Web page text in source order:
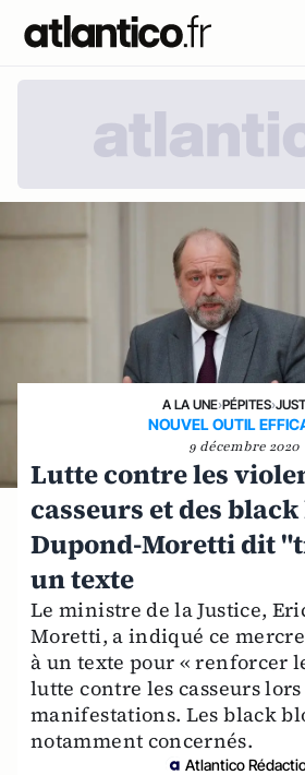
A LA UNE›PÉPITES›
NOUVEL OUTIL
9 décembre 2020
Lutte contre les
casseurs et des
Dupond-Moretti dit
un texte
Le ministre de la Justice,
Moretti, a indiqué ce
à un texte pour « renforcer
lutte contre les casseurs lors
manifestations. Les black
notamment concernés.
Atlantico